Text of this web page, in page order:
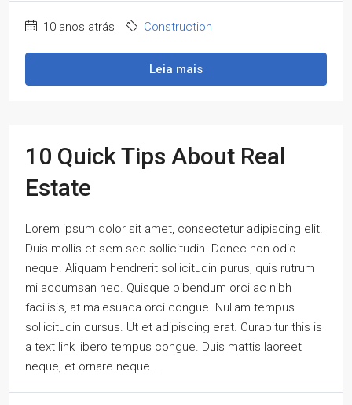
10 anos atrás Construction
Leia mais
10 Quick Tips About Real
Estate
Lorem ipsum dolor sit amet, consectetur adipiscing elit.
Duis mollis et sem sed sollicitudin. Donec non odio
neque. Aliquam hendrerit sollicitudin purus, quis rutrum
mi accumsan nec. Quisque bibendum orci ac nibh
facilisis, at malesuada orci congue. Nullam tempus
sollicitudin cursus. Ut et adipiscing erat. Curabitur this is
a text link libero tempus congue. Duis mattis laoreet
neque, et ornare neque...